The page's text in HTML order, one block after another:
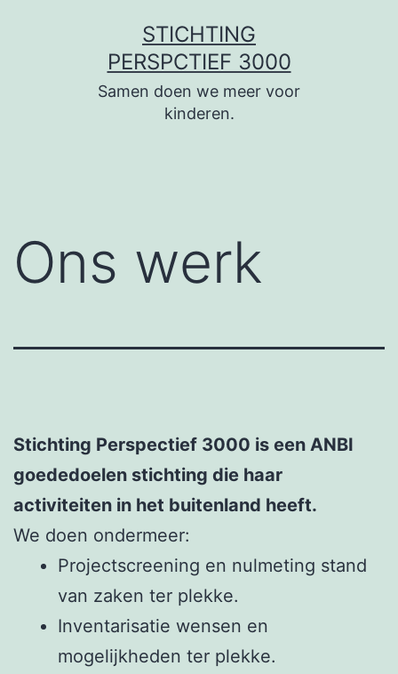
STICHTING
PERSPCTIEF 3000
Samen doen we meer voor
kinderen.
Ons werk
Stichting Perspectief 3000 is een ANBI
goededoelen stichting die haar
activiteiten in het buitenland heeft.
We doen ondermeer:
Projectscreening en nulmeting stand
van zaken ter plekke.
Inventarisatie wensen en
mogelijkheden ter plekke.